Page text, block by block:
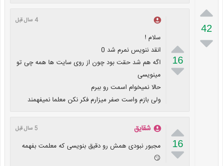

42


16

4 سال قبل
سلام !
انقد ننویس نمرم شد 0
اگه هم شد حقت بود چون از روی سایت ها همه چی تو
مینویسی
حالا نمیخوام اسمت رو ببرم
ولی بازم واست صفر میزارم فکر نکن معلما نمیفهمند

16

شقایق 5 سال قبل
مجبور نبودی همش رو دقیق بنویسی که معلمت بفهمه
😏